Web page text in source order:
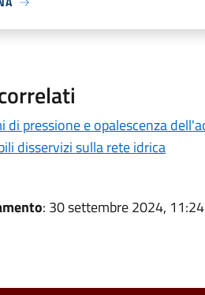
di pressione e opalescenza
disservizi sulla rete idrica
: 30 settembre 2024, 11:24